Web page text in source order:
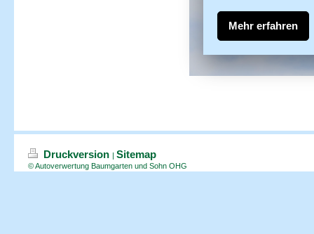
Mehr erfahren
Druckversion | Sitemap
© Autoverwertung Baumgarten und Sohn OHG